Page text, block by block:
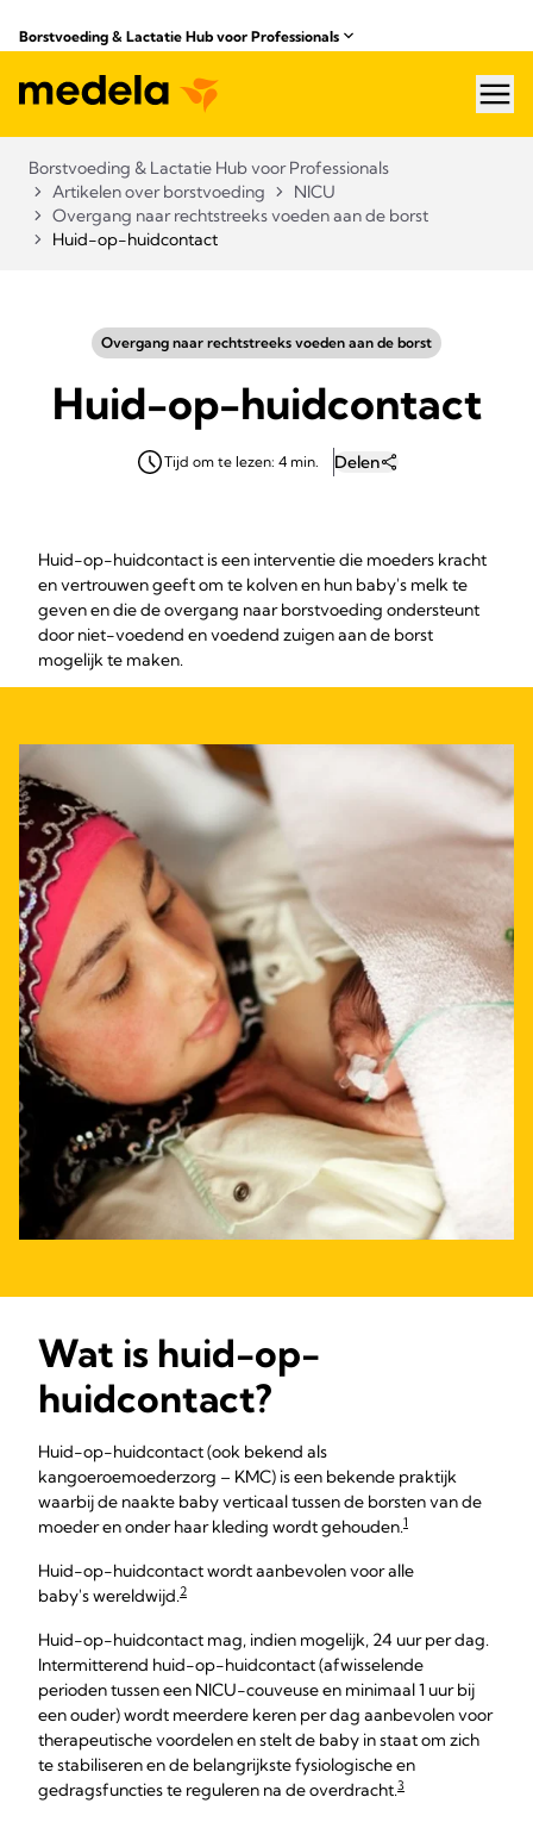
Borstvoeding & Lactatie Hub voor Professionals​
Borstvoeding & Lactatie Hub voor Professionals​
Artikelen over borstvoeding
NICU
Overgang naar rechtstreeks voeden aan de borst
Huid-op-huidcontact
Overgang naar rechtstreeks voeden aan de borst
Huid-op-huidcontact
Tijd om te lezen: 4 min. Delen
Huid-op-huidcontact is een interventie die moeders kracht
en vertrouwen geeft om te kolven en hun baby's melk te
geven en die de overgang naar borstvoeding ondersteunt
door niet-voedend en voedend zuigen aan de borst
mogelijk te maken.
Wat is huid-op-
huidcontact?
Huid-op-huidcontact (ook bekend als
kangoeroemoederzorg – KMC) is een bekende praktijk
waarbij de naakte baby verticaal tussen de borsten van de
moeder en onder haar kleding wordt gehouden.1
Huid-op-huidcontact wordt aanbevolen voor alle
baby's wereldwijd.2
Huid-op-huidcontact mag, indien mogelijk, 24 uur per dag.
Intermitterend huid-op-huidcontact (afwisselende
perioden tussen een NICU-couveuse en minimaal 1 uur bij
een ouder) wordt meerdere keren per dag aanbevolen voor
therapeutische voordelen en stelt de baby in staat om zich
te stabiliseren en de belangrijkste fysiologische en
gedragsfuncties te reguleren na de overdracht.3